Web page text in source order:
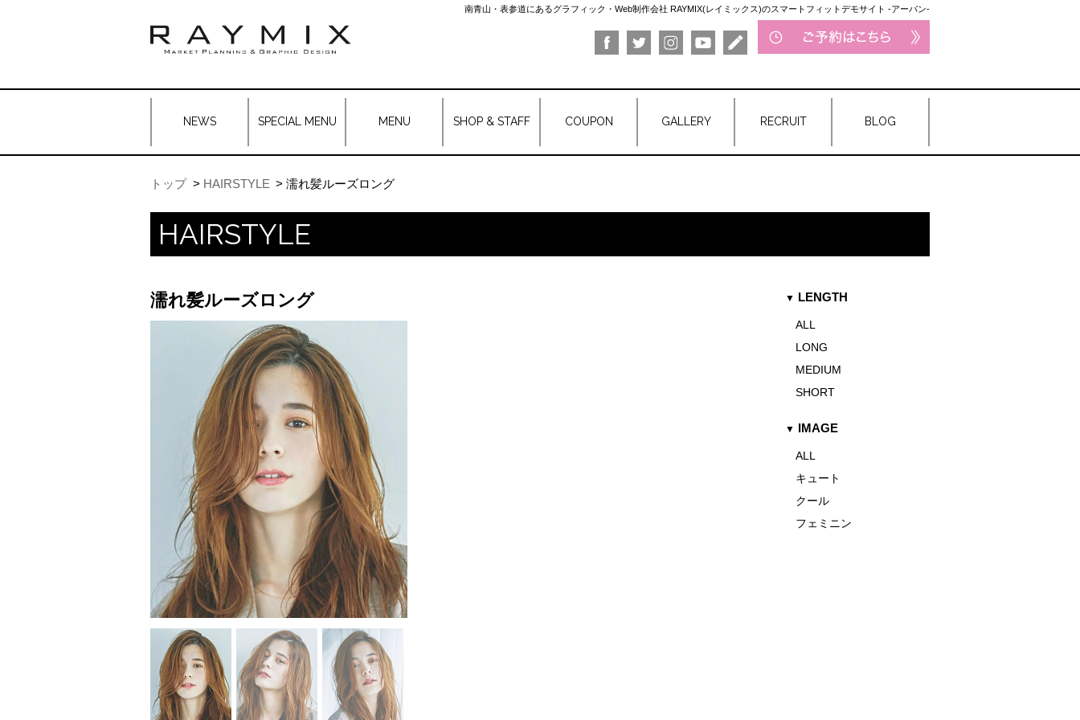
南青山・表参道にあるグラフィック・Web制作会社 RAYMIX(レイミックス)のスマートフィットデモサイト -アーバン-
NEWS SPECIAL MENU MENU SHOP & STAFF COUPON GALLERY RECRUIT BLOG
トップ HAIRSTYLE 濡れ髪ルーズロング
HAIRSTYLE
LENGTH
ALL
LONG
MEDIUM
SHORT
IMAGE
ALL
キュート
クール
フェミニン
濡れ髪ルーズロング